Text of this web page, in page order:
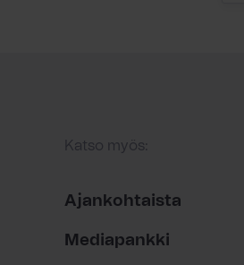
Katso myös:
Ajankohtaista
Mediapankki